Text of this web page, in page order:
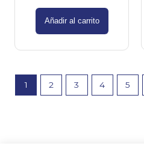
Añadir al carrito
1 2 3 4 5